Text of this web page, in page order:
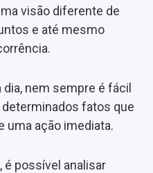
visão diferente de
e até mesmo
dia, nem sempre é fácil
fatos que
uma ação imediata.
é possível analisar